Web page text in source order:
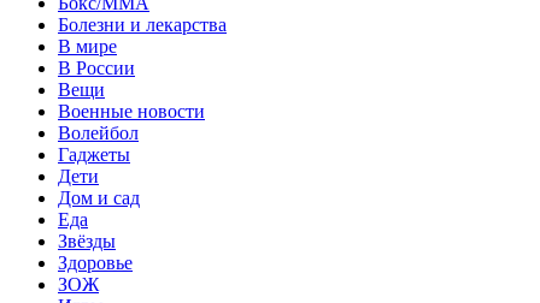
Болезни и лекарства
В мире
В России
Вещи
Военные новости
Волейбол
Гаджеты
Дети
Дом и сад
Еда
Звёзды
Здоровье
ЗОЖ